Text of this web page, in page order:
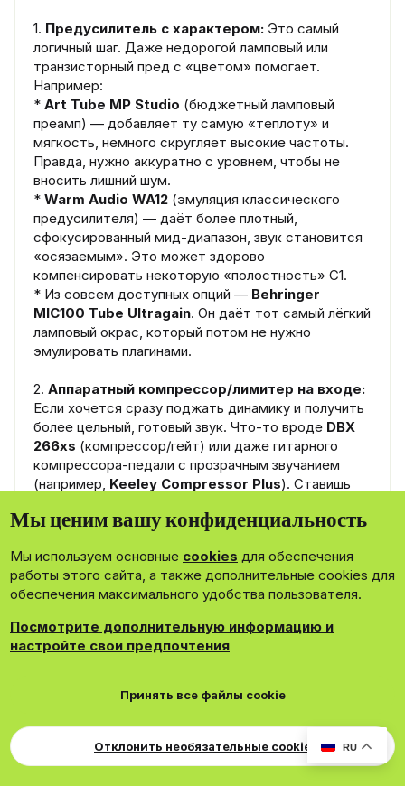
RU
1. Предусилитель с характером: Это самый
логичный шаг. Даже недорогой ламповый или
транзисторный пред с «цветом» помогает.
Например:
* Art Tube MP Studio (бюджетный ламповый
преамп) — добавляет ту самую «теплоту» и
мягкость, немного скругляет высокие частоты.
Правда, нужно аккуратно с уровнем, чтобы не
вносить лишний шум.
* Warm Audio WA12 (эмуляция классического
предусилителя) — даёт более плотный,
сфокусированный мид-диапазон, звук становится
«осязаемым». Это может здорово
компенсировать некоторую «полостность» C1.
* Из совсем доступных опций — Behringer
MIC100 Tube Ultragain. Он даёт тот самый лёгкий
ламповый окрас, который потом не нужно
эмулировать плагинами.
2. Аппаратный компрессор/лимитер на входе:
Если хочется сразу поджать динамику и получить
более цельный, готовый звук. Что-то вроде DBX
266xs (компрессор/гейт) или даже гитарного
компрессора-педали с прозрачным звучанием
(например, Keeley Compressor Plus). Ставишь
быстрое восстановление), и запись уже приходит
3.Аппаратный эквалайзер:Это уже для
продвинутого сетапа. Но если есть возможность,
канальную полосу (что-то вродеKlark Teknik
EQP-KT— клон Pultec), можно сразу на этапе
12-16 кГц) или скорректировать НЧ/НЧ-мид, с
Как это встраиваю в цепочку:
Микрофон (C1) ->Предусилитель с окрасом->
Мы ценим вашу конфиденциальность
Мы используем основные cookies для обеспечения
работы этого сайта, а также дополнительные cookies для
обеспечения максимального удобства пользователя.
Посмотрите дополнительную информацию и
настройте свои предпочтения
Принять все файлы cookie
Отклонить необязательные cookie